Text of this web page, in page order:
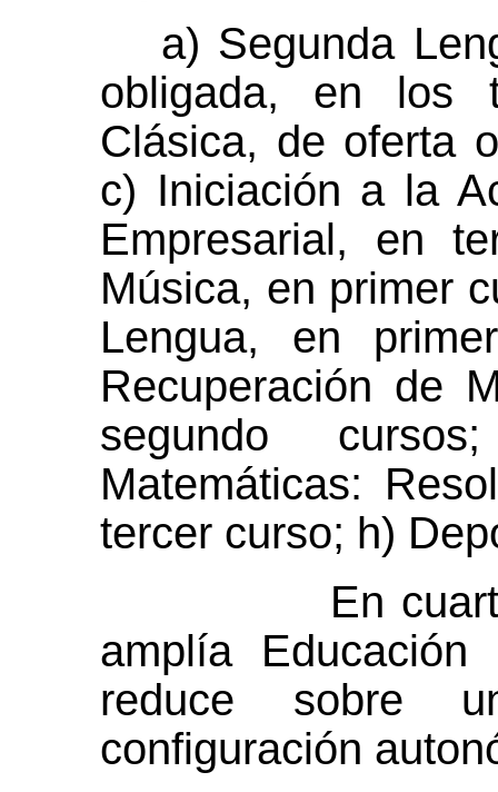
a) Segunda
obligada, en los
Clásica, de oferta
c) Iniciación a la
Empresarial, en
Música, en primer
Lengua, en
Recuperación de
segundo
Matemáticas:
tercer curso; h)
En cuarto
amplía
reduce sobre
configuración